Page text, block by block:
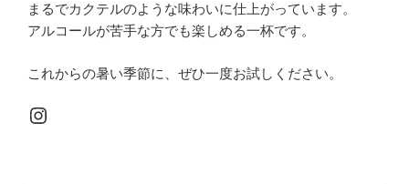
まるでカクテルのような味わいに仕上がっています。
アルコールが苦手な方でも楽しめる一杯です。
これからの暑い季節に、ぜひ一度お試しください。
Instagram